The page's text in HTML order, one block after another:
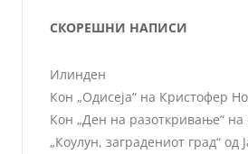
СКОРЕШНИ НАПИСИ
Илинден
Кон „Одисеја“ на Кристофер
Кон „Ден на разоткривање“
„Коулун, заградениот град“ од